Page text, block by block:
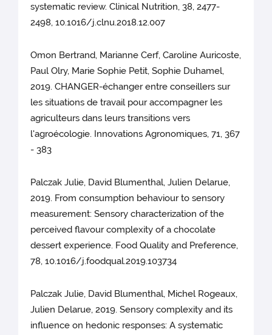
systematic review. Clinical Nutrition, 38, 2477-
2498, 10.1016/j.clnu.2018.12.007
Omon Bertrand, Marianne Cerf, Caroline Auricoste,
Paul Olry, Marie Sophie Petit, Sophie Duhamel,
2019. CHANGER-échanger entre conseillers sur
les situations de travail pour accompagner les
agriculteurs dans leurs transitions vers
l'agroécologie. Innovations Agronomiques, 71, 367
- 383
Palczak Julie, David Blumenthal, Julien Delarue,
2019. From consumption behaviour to sensory
measurement: Sensory characterization of the
perceived flavour complexity of a chocolate
dessert experience. Food Quality and Preference,
78, 10.1016/j.foodqual.2019.103734
Palczak Julie, David Blumenthal, Michel Rogeaux,
Julien Delarue, 2019. Sensory complexity and its
influence on hedonic responses: A systematic